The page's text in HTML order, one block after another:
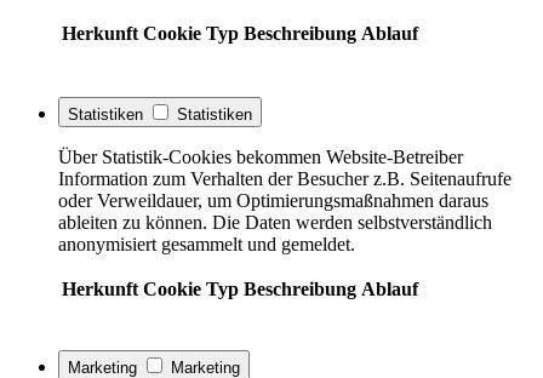
Herkunft Cookie Typ Beschreibung Ablauf
Statistiken Statistiken
Über Statistik-Cookies bekommen Website-Betreiber
Information zum Verhalten der Besucher z.B. Seitenaufrufe
oder Verweildauer, um Optimierungsmaßnahmen daraus
ableiten zu können. Die Daten werden selbstverständlich
anonymisiert gesammelt und gemeldet.
Herkunft Cookie Typ Beschreibung Ablauf
Marketing Marketing